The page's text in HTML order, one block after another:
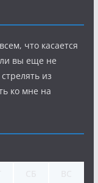
что касается
вы еще не
из
ко мне на